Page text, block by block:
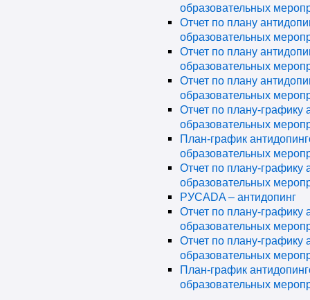
образовательных
Отчет по плану
образовательных
Отчет по плану
образовательных
Отчет по плану
образовательных
Отчет по плану-
образовательных
План-график
образовательных
Отчет по плану-
образовательных
РУСADA – антидопинг
Отчет по плану-
образовательных
Отчет по плану-
образовательных
План-график
образовательных